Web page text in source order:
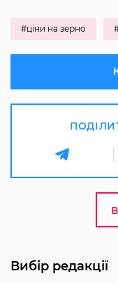
#ціни на зерно
Вибір редакції